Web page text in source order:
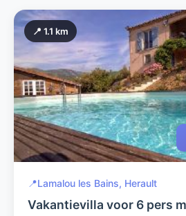
📍 1.1 km
📍Lamalou les Bains, Herault
Vakantievilla voor 6 pers